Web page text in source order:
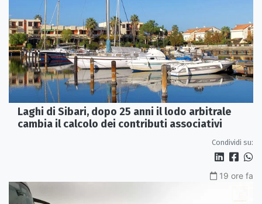
Laghi di Sibari, dopo 25 anni il lodo arbitrale
cambia il calcolo dei contributi associativi
Condividi su:
19 ore fa